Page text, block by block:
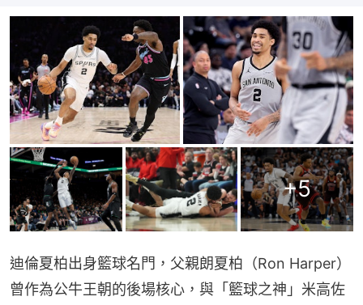
+5
迪倫夏柏出身籃球名門，父親朗夏柏（Ron Harper）
曾作為公牛王朝的後場核心，與「籃球之神」米高佐